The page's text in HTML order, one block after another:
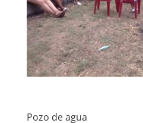
Pozo de agua